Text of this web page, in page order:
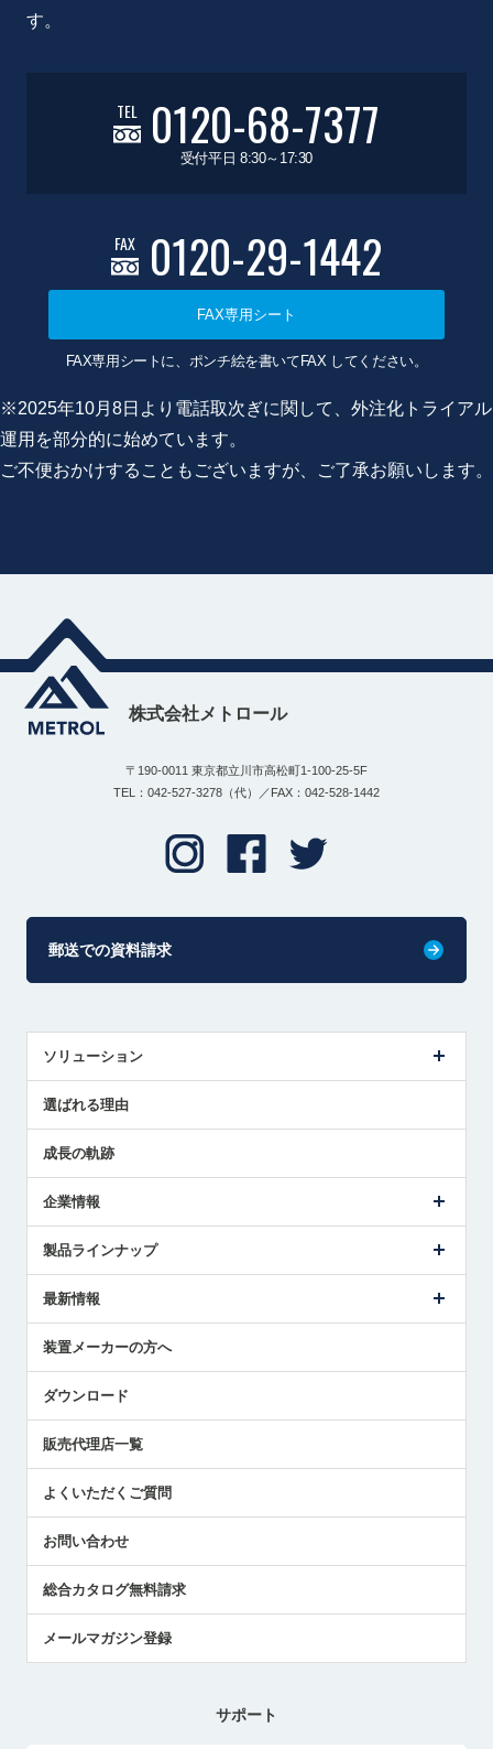
す。
TEL 0120-68-7377
受付平日 8:30～17:30
FAX 0120-29-1442
FAX専用シート
FAX専用シートに、ポンチ絵を書いてFAX してください。
※2025年10月8日より電話取次ぎに関して、外注化トライアル
運用を部分的に始めています。
ご不便おかけすることもございますが、ご了承お願いします。
株式会社メトロール
〒190-0011 東京都立川市高松町1-100-25-5F
TEL：042-527-3278（代）／FAX：042-528-1442
郵送での資料請求
ソリューション
解決策提案
選ばれる理由
成長の軌跡
企業情報
ごあいさつ
受賞履歴
採用情報
国/地域/言語
製品ラインナップ
ツールセッタ製品
エアマイクロセンサ製品
最新情報
メトロールの技術
社員ブログ
中小企業のBCP地震対策
センサのテクニカルガイド
社長ブログ
装置メーカーの方へ
ダウンロード
販売代理店一覧
よくいただくご質問
お問い合わせ
総合カタログ無料請求
メールマガジン登録
サポート